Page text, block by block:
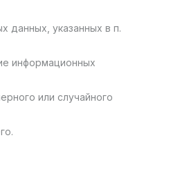
данных, указанных в п.
информационных
или случайного